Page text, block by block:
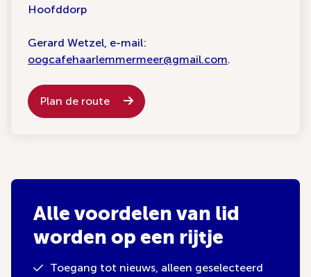
Hoofddorp
Gerard Wetzel, e-mail:
oogcafehaarlemmermeer@gmail.com.
Plan de route
Alle voordelen van lid
worden op een rijtje
Toegang tot nieuws, alleen geselecteerd